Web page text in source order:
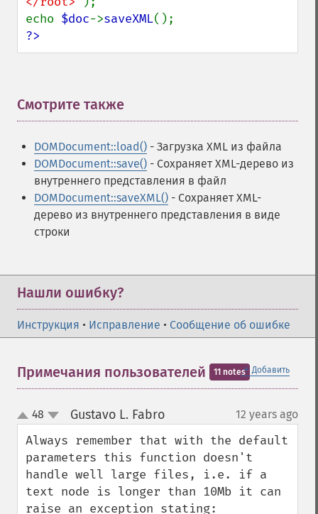
echo $doc->saveXML
?>
Смотрите также
DOMDocument::load() - Загрузка XML из файла
DOMDocument::save() - Сохраняет XML-дерево из
внутреннего представления в файл
DOMDocument::saveXML() - Сохраняет XML-
дерево из внутреннего представления в виде
строки
Нашли ошибку?
Инструкция • Исправление • Сообщение об ошибке
＋ Добавить
Примечания пользователей 11 notes
up
down
48 Gustavo L. Fabro¶ 12 years ago
Always remember that with the default
parameters this function doesn't
handle well large files, i.e. if a
text node is longer than 10Mb it can
raise an exception stating: